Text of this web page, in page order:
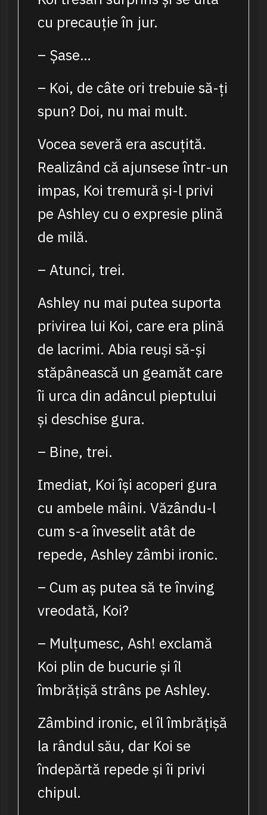
cu precauție în jur.
– Șase…
– Koi, de câte ori trebuie să-ți
spun? Doi, nu mai mult.
Vocea severă era ascuțită.
Realizând că ajunsese într-un
impas, Koi tremură și-l privi
pe Ashley cu o expresie plină
de milă.
– Atunci, trei.
Ashley nu mai putea suporta
privirea lui Koi, care era plină
de lacrimi. Abia reuși să-și
stăpânească un geamăt care
îi urca din adâncul pieptului
și deschise gura.
– Bine, trei.
Imediat, Koi își acoperi gura
cu ambele mâini. Văzându-l
cum s-a înveselit atât de
repede, Ashley zâmbi ironic.
– Cum aș putea să te înving
vreodată, Koi?
– Mulțumesc, Ash! exclamă
Koi plin de bucurie și îl
îmbrățișă strâns pe Ashley.
Zâmbind ironic, el îl îmbrățișă
la rândul său, dar Koi se
îndepărtă repede și îi privi
chipul.